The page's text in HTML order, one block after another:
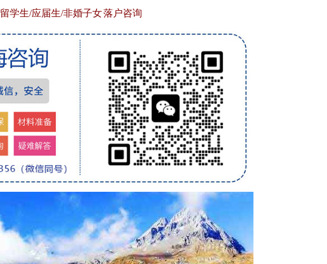
留学生/应届生/非婚子女 落户咨询